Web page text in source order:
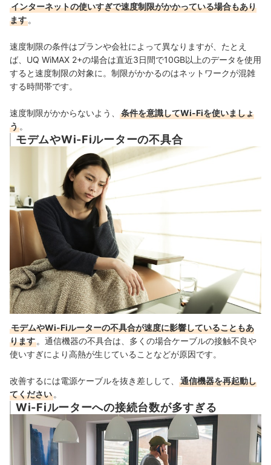
インターネットの使いすぎで速度制限がかかっている場合もあり
ます 。
速度制限の条件はプランや会社によって異なりますが、たとえ
ば、UQ WiMAX 2+の場合は直近3日間で10GB以上のデータを使用
すると速度制限の対象に。制限がかかるのはネットワークが混雑
する時間帯です。
速度制限がかからないよう、
条件を意識してWi-Fiを使いましょ
う 。
モデムやWi-Fiルーターの不具合
モデムやWi-Fiルーターの不具合が速度に影響していることもあ
ります 。通信機器の不具合は、多くの場合ケーブルの接触不良や
使いすぎにより高熱が生じていることなどが原因です。
改善するには電源ケーブルを抜き差しして、
通信機器を再起動し
てください 。
Wi-Fiルーターへの接続台数が多すぎる